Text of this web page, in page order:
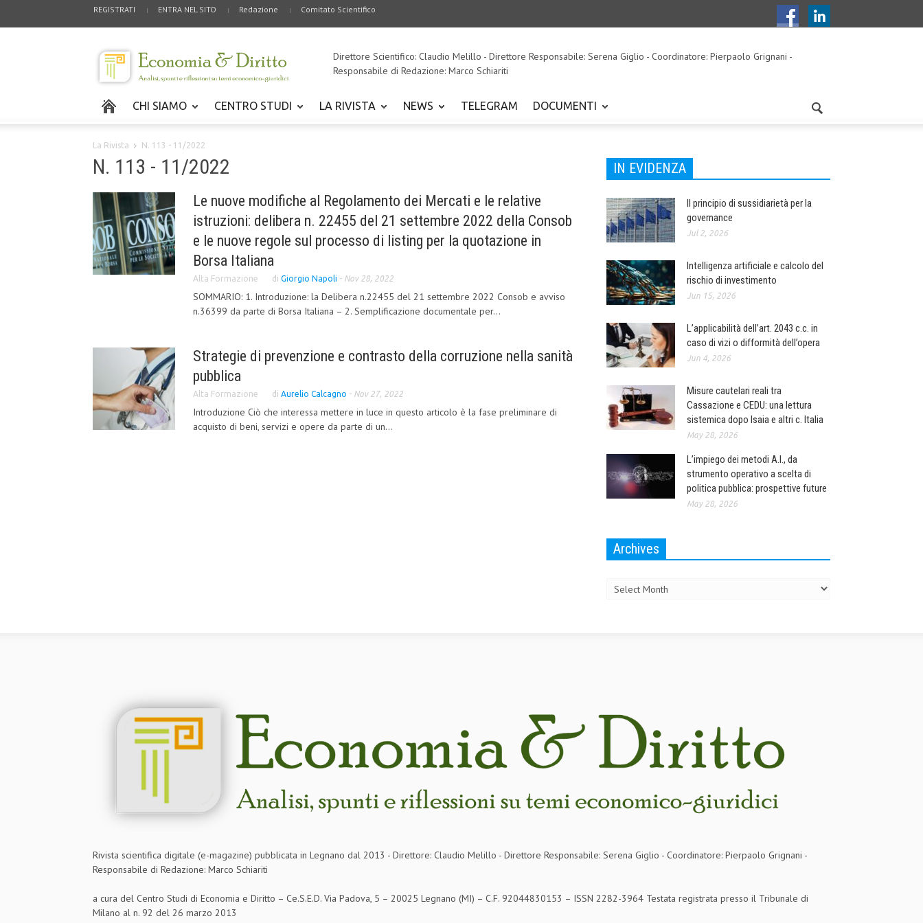
REGISTRATI ENTRA NEL SITO Redazione Comitato Scientifico
Direttore Scientifico: Claudio Melillo - Direttore Responsabile: Serena Giglio - Coordinatore: Pierpaolo Grignani -
Responsabile di Redazione: Marco Schiariti
CHI SIAMO CENTRO STUDI LA RIVISTA NEWS TELEGRAM DOCUMENTI
La Rivista N. 113 - 11/2022
N. 113 - 11/2022
Le nuove modifiche al Regolamento dei Mercati e le relative
istruzioni: delibera n. 22455 del 21 settembre 2022 della Consob
e le nuove regole sul processo di listing per la quotazione in
Borsa Italiana
Alta Formazione di Giorgio Napoli - Nov 28, 2022
SOMMARIO: 1. Introduzione: la Delibera n.22455 del 21 settembre 2022 Consob e avviso
n.36399 da parte di Borsa Italiana – 2. Semplificazione documentale per...
Strategie di prevenzione e contrasto della corruzione nella sanità
pubblica
Alta Formazione di Aurelio Calcagno - Nov 27, 2022
Introduzione Ciò che interessa mettere in luce in questo articolo è la fase preliminare di
acquisto di beni, servizi e opere da parte di un...
IN EVIDENZA
Il principio di sussidiarietà per la
governance
Jul 2, 2026
Intelligenza artificiale e calcolo del
rischio di investimento
Jun 15, 2026
L’applicabilità dell’art. 2043 c.c. in
caso di vizi o difformità dell’opera
Jun 4, 2026
Misure cautelari reali tra
Cassazione e CEDU: una lettura
sistemica dopo Isaia e altri c. Italia
May 28, 2026
L’impiego dei metodi A.I., da
strumento operativo a scelta di
politica pubblica: prospettive future
May 28, 2026
Archives
Rivista scientifica digitale (e-magazine) pubblicata in Legnano dal 2013 - Direttore: Claudio Melillo - Direttore Responsabile: Serena Giglio - Coordinatore: Pierpaolo Grignani -
Responsabile di Redazione: Marco Schiariti
a cura del Centro Studi di Economia e Diritto – Ce.S.E.D. Via Padova, 5 – 20025 Legnano (MI) – C.F. 92044830153 – ISSN 2282-3964 Testata registrata presso il Tribunale di
Milano al n. 92 del 26 marzo 2013